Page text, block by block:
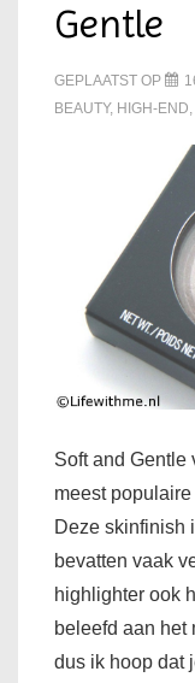
Gentle
GEPLAATST OP
BEAUTY, HIGH-END,
Soft and
meest
Deze skinfinish
bevatten vaak
highlighter ook
beleefd aan het
dus ik hoop dat